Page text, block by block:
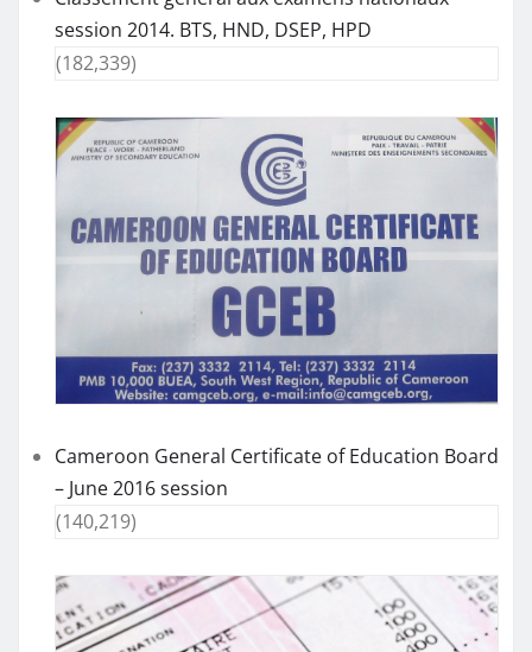
session 2014. BTS, HND, DSEP, HPD
(182,339)
Cameroon General Certificate of Education Board
– June 2016 session
(140,219)